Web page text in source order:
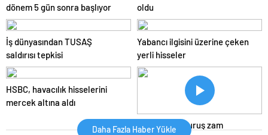
dönem 5 gün sonra başlıyor
oldu
İş dünyasından TUSAŞ
saldırısı tepkisi
Yabancı ilgisini üzerine çeken
yerli hisseler
HSBC, havacılık hisselerini
mercek altına aldı
Motorine 10 kuruş zam
Daha Fazla Haber Yükle